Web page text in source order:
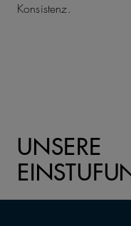
Konsistenz.
UNSERE